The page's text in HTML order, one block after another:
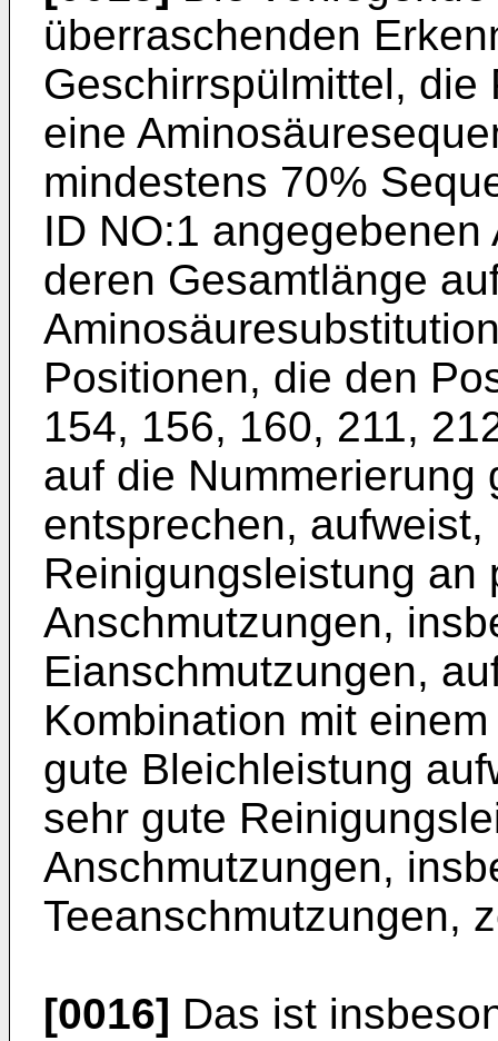
überraschenden
Geschirrspülmittel,
eine
mindestens 70%
ID NO:1
deren Gesamtlänge
Positionen, die den
154, 156, 160, 211,
auf die Nummerierung
entsprechen,
Reinigungsleistung an
Anschmutzungen,
Eianschmutzungen,
Kombination mit
gute Bleichleistung
sehr gute
Anschmutzungen,
Teeanschmutzungen,
[0016] Das ist